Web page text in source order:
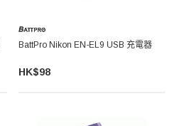
BattPro Nikon EN-EL9 USB 充電器
HK$98